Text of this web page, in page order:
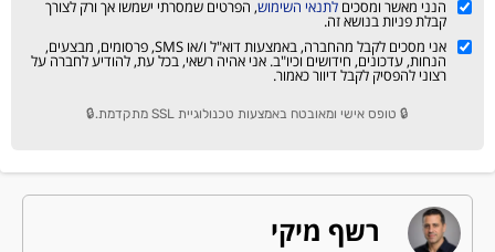
הנני מאשר ומסכים לתנאי השימוש, הפרטים שמסרתי ישמשו אך ורק לצורך
קבלת פניות בנושא זה.
אני מסכים לקבל מהחברה, באמצעות דוא"ל ו/או SMS, פרסומים, מבצעים,
הנחות, עדכונים, חידושים וכיו"ב. אני אהיה רשאי, בכל עת, להודיע לחברה על
רצוני להפסיק לקבל דיוור כאמור.
🔒 טופס אישי ומאובטח באמצעות טכנולוגיית SSL מתקדמת.🔒
רשף מיקי